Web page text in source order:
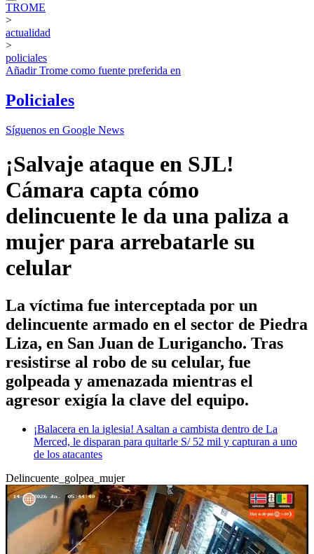
TROME
>
actualidad
>
policiales
AñadirTrome como fuente preferida en
Policiales
Síguenos en Google News
¡Salvaje ataque en SJL!
Cámara capta cómo
delincuente le da una paliza a
mujer para arrebatarle su
celular
La víctima fue interceptada por un
delincuente armado en el sector de Piedra
Liza, en San Juan de Lurigancho. Tras
resistirse al robo de su celular, fue
golpeada y amenazada mientras el
agresor exigía la clave del equipo.
¡Balacera en la iglesia! Asaltan a cambista dentro de La
Merced, le disparan para quitarle S/ 52 mil y capturan a uno
de los atacantes
Delincuente_golpea_mujer